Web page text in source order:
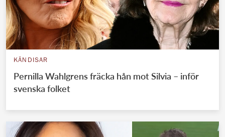
KÄNDISAR
Pernilla Wahlgrens fräcka hån mot Silvia – inför
svenska folket